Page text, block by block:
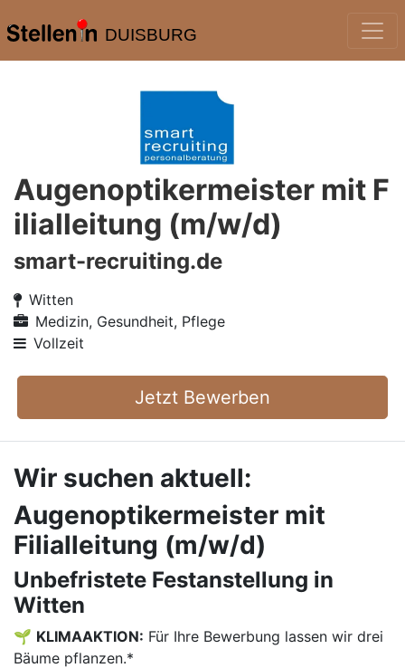
DUISBURG
Augenoptikermeister mit F
ilialleitung (m/w/d)
smart-recruiting.de
Witten
Medizin, Gesundheit, Pflege
Vollzeit
Jetzt Bewerben
Wir suchen aktuell:
Augenoptikermeister mit
Filialleitung (m/w/d)
Unbefristete Festanstellung in
Witten
🌱 KLIMAAKTION: Für Ihre Bewerbung lassen wir drei
Bäume pflanzen.*